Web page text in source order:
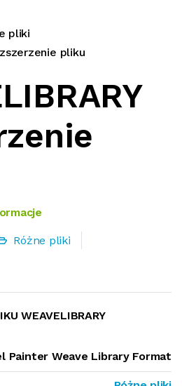
pliki
pliku
Różne pliki
WEAVELIBRARY
Painter Weave Library Format